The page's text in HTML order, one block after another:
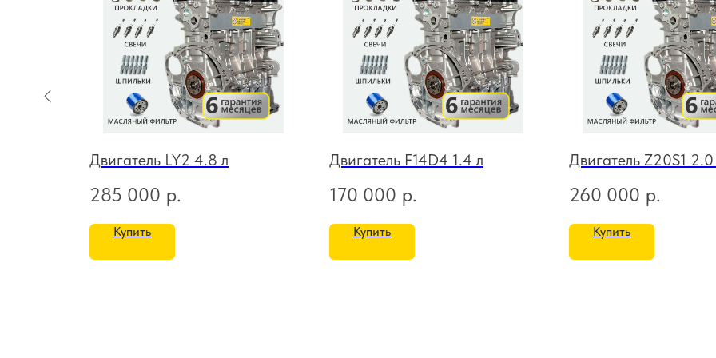
Двигатель LY2 4.8 л
285 000 р.
Купить
Двигатель F14D4 1.4 л
170 000 р.
Купить
Двигатель Z20S1 2.0
260 000 р.
Купить